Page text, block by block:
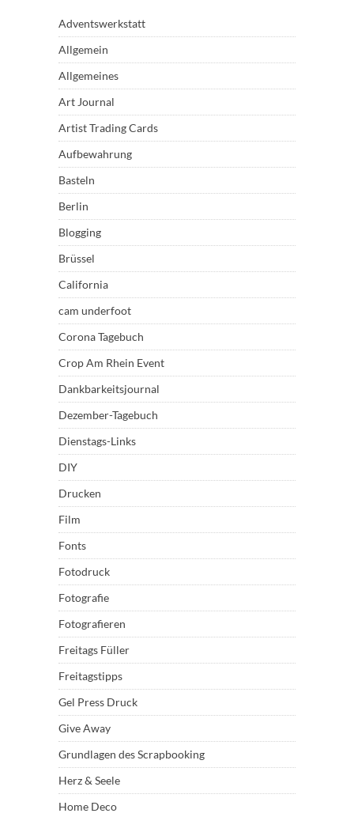
Adventswerkstatt
Allgemein
Allgemeines
Art Journal
Artist Trading Cards
Aufbewahrung
Basteln
Berlin
Blogging
Brüssel
California
cam underfoot
Corona Tagebuch
Crop Am Rhein Event
Dankbarkeitsjournal
Dezember-Tagebuch
Dienstags-Links
DIY
Drucken
Film
Fonts
Fotodruck
Fotografie
Fotografieren
Freitags Füller
Freitagstipps
Gel Press Druck
Give Away
Grundlagen des Scrapbooking
Herz & Seele
Home Deco